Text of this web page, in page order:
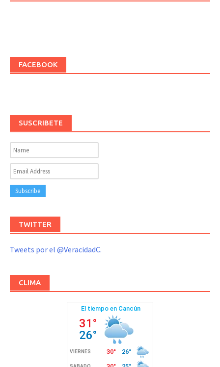
FACEBOOK
SUSCRIBETE
TWITTER
Tweets por el @VeracidadC.
CLIMA